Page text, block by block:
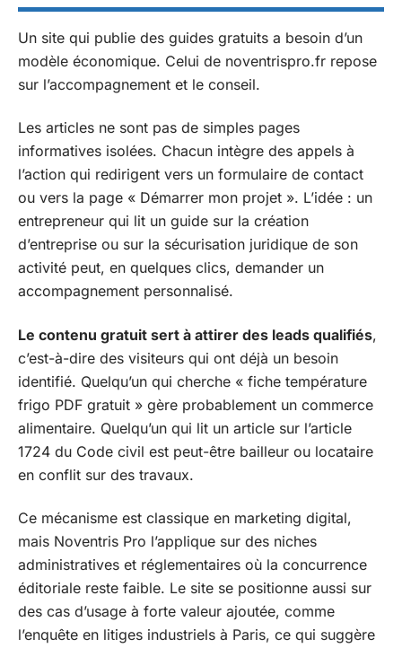
Un site qui publie des guides gratuits a besoin d’un
modèle économique. Celui de noventrispro.fr repose
sur l’accompagnement et le conseil.
Les articles ne sont pas de simples pages
informatives isolées. Chacun intègre des appels à
l’action qui redirigent vers un formulaire de contact
ou vers la page « Démarrer mon projet ». L’idée : un
entrepreneur qui lit un guide sur la création
d’entreprise ou sur la sécurisation juridique de son
activité peut, en quelques clics, demander un
accompagnement personnalisé.
Le contenu gratuit sert à attirer des leads qualifiés,
c’est-à-dire des visiteurs qui ont déjà un besoin
identifié. Quelqu’un qui cherche « fiche température
frigo PDF gratuit » gère probablement un commerce
alimentaire. Quelqu’un qui lit un article sur l’article
1724 du Code civil est peut-être bailleur ou locataire
en conflit sur des travaux.
Ce mécanisme est classique en marketing digital,
mais Noventris Pro l’applique sur des niches
administratives et réglementaires où la concurrence
éditoriale reste faible. Le site se positionne aussi sur
des cas d’usage à forte valeur ajoutée, comme
l’enquête en litiges industriels à Paris, ce qui suggère